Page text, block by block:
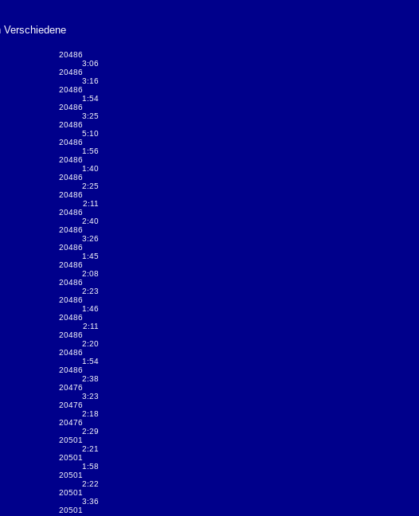
20486
3:06
20486
3:16
20486
1:54
20486
3:25
20486
5:10
20486
1:56
20486
1:40
20486
2:25
20486
2:11
20486
2:40
20486
3:26
20486
1:45
20486
2:08
20486
2:23
20486
1:46
20486
2:11
20486
2:20
20486
1:54
20486
2:38
20476
3:23
20476
2:18
20476
2:29
20501
2:21
20501
1:58
20501
2:22
20501
3:36
20501